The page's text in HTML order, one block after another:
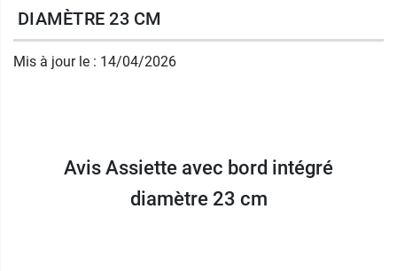
Très légère, cette assiette avec bord intégré ne
nécessite pas d’accompagnement particulier.
Pour compléter son utilisation, il pourrait être
DIAMÈTRE 23 CM
Mis à jour le : 14/04/2026
Avis Assiette avec bord intégré
diamètre 23 cm